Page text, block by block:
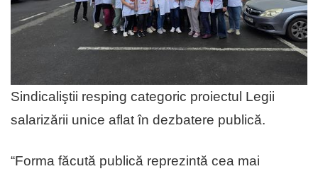
Sindicaliştii resping categoric proiectul Legii
salarizării unice aflat în dezbatere publică.
“Forma făcută publică reprezintă cea mai